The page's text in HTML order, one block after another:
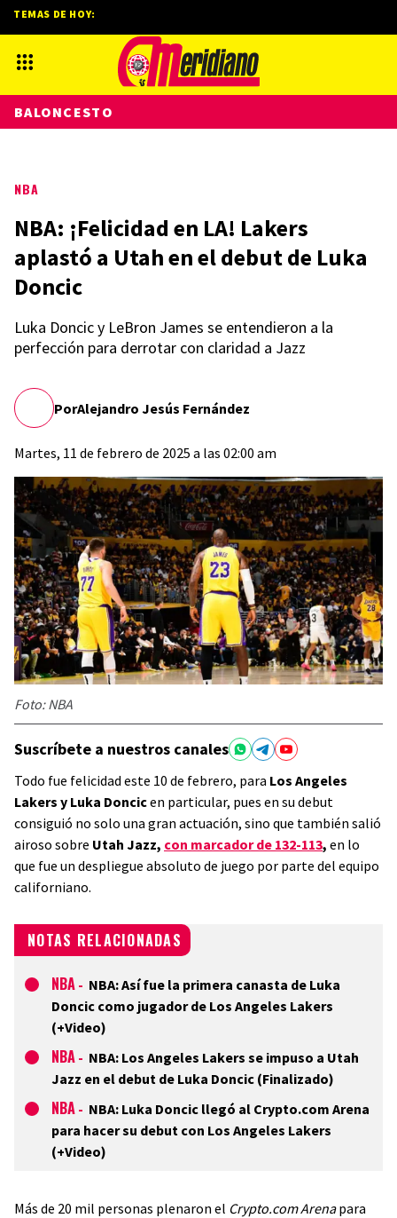
NBA
NBA: ¡Felicidad en LA! Lakers
aplastó a Utah en el debut de Luka
Doncic
Luka Doncic y LeBron James se entendieron a la
perfección para derrotar con claridad a Jazz
PorAlejandro Jesús Fernández
Martes, 11 de febrero de 2025 a las 02:00 am
Foto: NBA
Suscríbete a nuestros canales
Todo fue felicidad este 10 de febrero, para Los Angeles
Lakers y Luka Doncicen particular, pues en su debut
consiguió no solo una gran actuación, sino que también salió
airoso sobre Utah Jazz, con marcador de 132-113, en lo
que fue un despliegue absoluto de juego por parte del equipo
californiano.
NOTAS RELACIONADAS
NBA - NBA: Así fue la primera canasta de Luka
Doncic como jugador de Los Angeles Lakers
(+Video)
NBA - NBA: Los Angeles Lakers se impuso a Utah
Jazz en el debut de Luka Doncic (Finalizado)
NBA - NBA: Luka Doncic llegó al Crypto.com Arena
para hacer su debut con Los Angeles Lakers
(+Video)
Más de 20 mil personas plenaron el Crypto.com Arenapara
TEMAS DE HOY:
BALONCESTO